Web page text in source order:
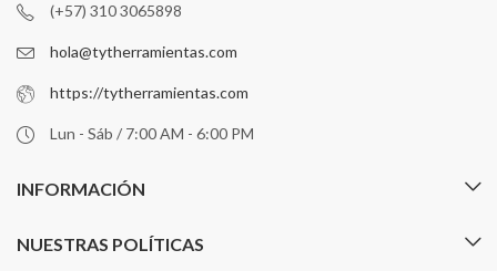
(+57) 310 3065898
hola@tytherramientas.com
https://tytherramientas.com
Lun - Sáb / 7:00 AM - 6:00 PM
INFORMACIÓN
NUESTRAS POLÍTICAS